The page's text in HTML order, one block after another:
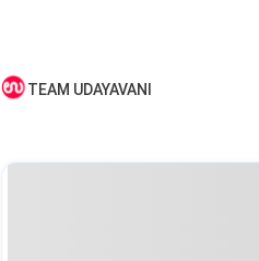
TEAM UDAYAVANI